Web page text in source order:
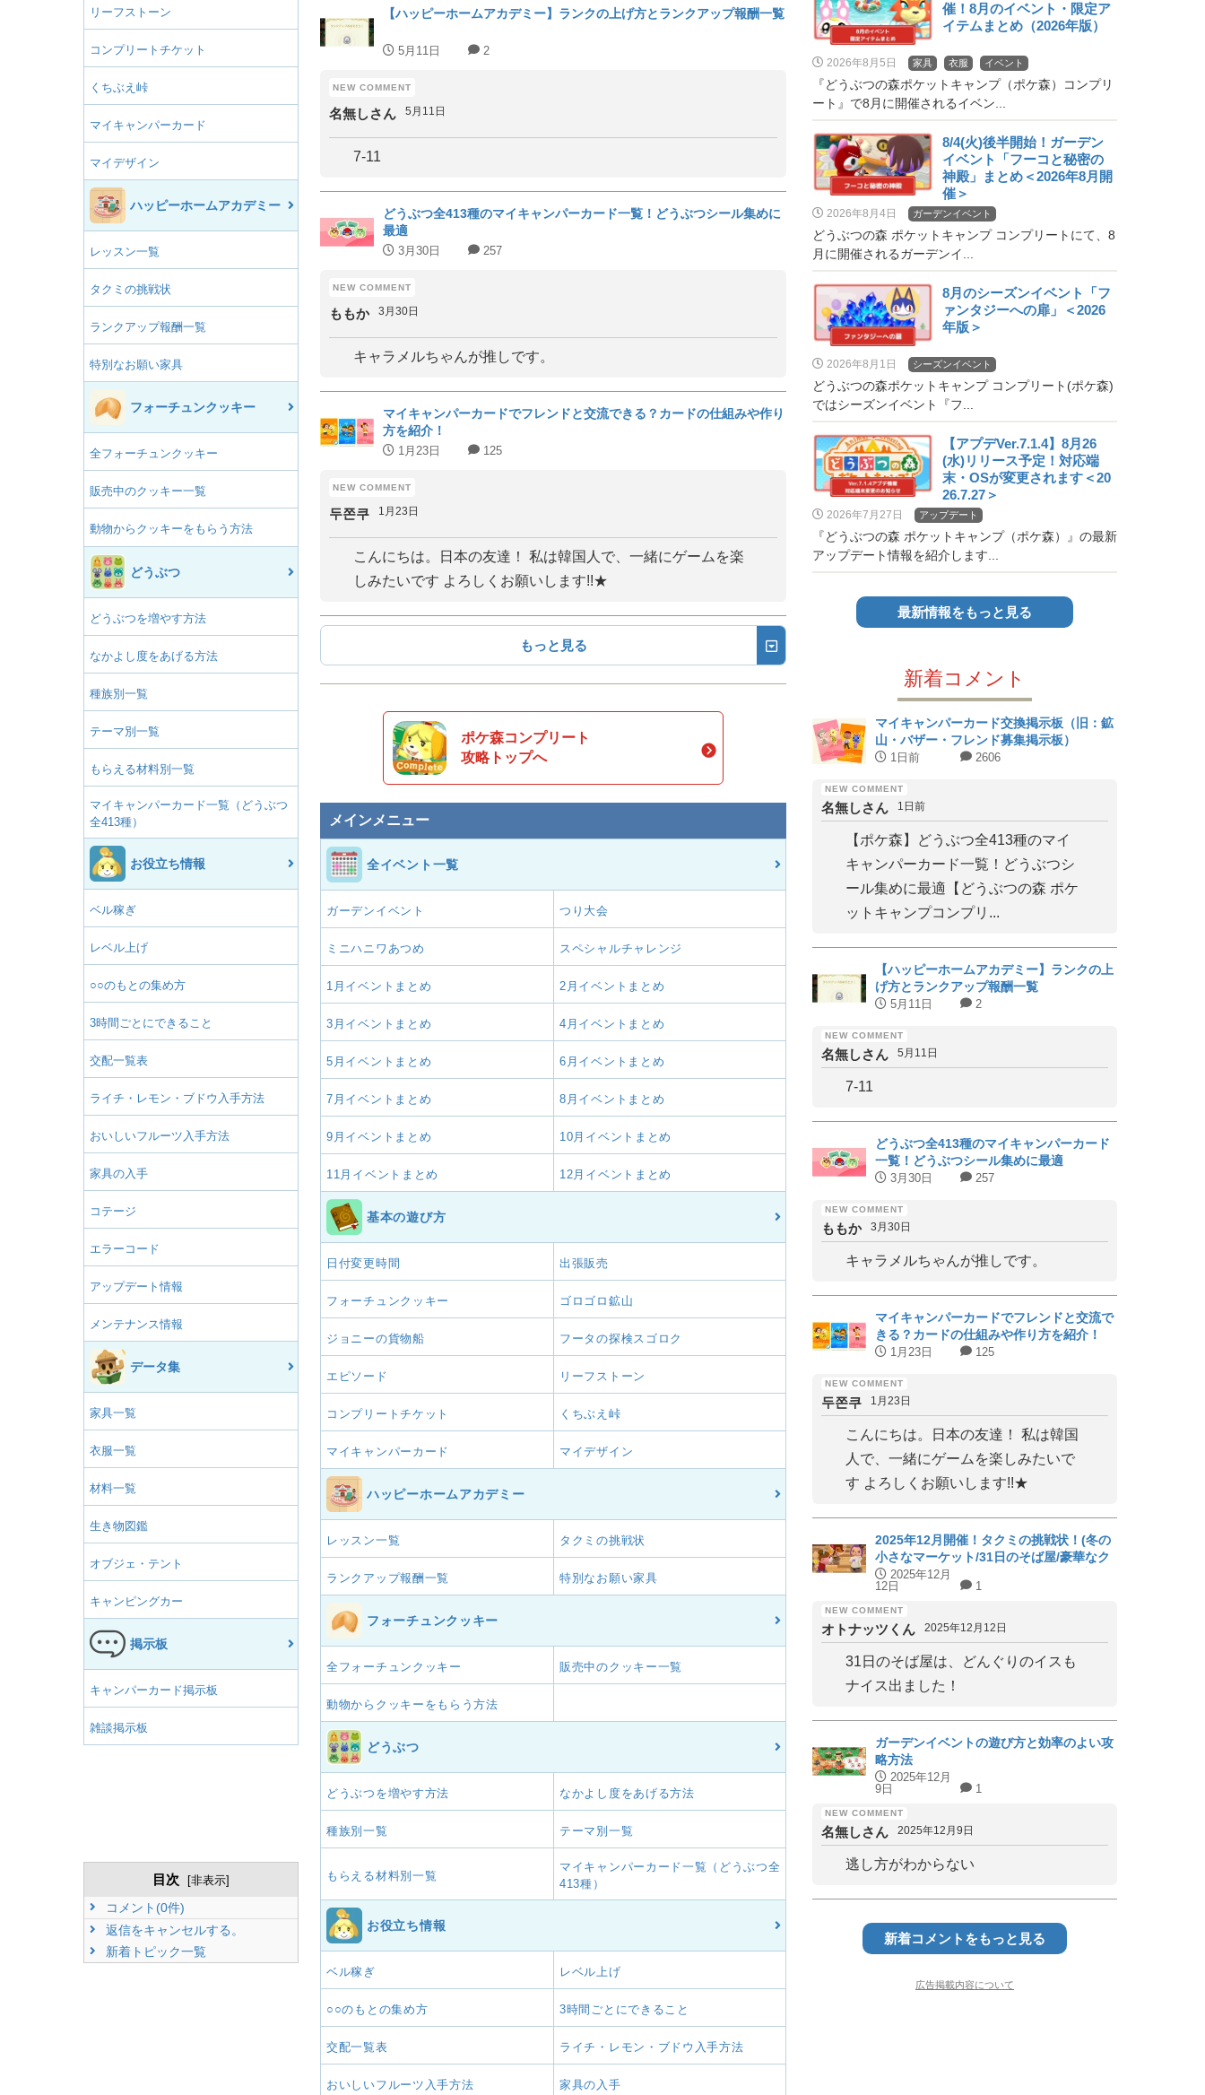
リーフストーン
コンプリートチケット
くちぶえ峠
マイキャンパーカード
マイデザイン
ハッピーホームアカデミー
レッスン一覧
タクミの挑戦状
ランクアップ報酬一覧
特別なお願い家具
フォーチュンクッキー
全フォーチュンクッキー
販売中のクッキー一覧
動物からクッキーをもらう方法
どうぶつ
どうぶつを増やす方法
なかよし度をあげる方法
種族別一覧
テーマ別一覧
もらえる材料別一覧
マイキャンパーカード一覧（どうぶつ
全413種）
お役立ち情報
ベル稼ぎ
レベル上げ
○○のもとの集め方
3時間ごとにできること
交配一覧表
ライチ・レモン・ブドウ入手方法
おいしいフルーツ入手方法
家具の入手
コテージ
エラーコード
アップデート情報
メンテナンス情報
データ集
家具一覧
衣服一覧
材料一覧
生き物図鑑
オブジェ・テント
キャンピングカー
掲示板
キャンパーカード掲示板
雑談掲示板
目次 [非表示]
コメント(0件)
返信をキャンセルする。
新着トピック一覧
【ハッピーホームアカデミー】ランクの上げ方とランクアップ報酬一覧
5月11日 2
名無しさん 5月11日
7-11
どうぶつ全413種のマイキャンパーカード一覧！どうぶつシール集めに
最適
3月30日 257
ももか 3月30日
キャラメルちゃんが推しです。
マイキャンパーカードでフレンドと交流できる？カードの仕組みや作り
方を紹介！
1月23日 125
두쫀쿠 1月23日
こんにちは。日本の友達！ 私は韓国人で、一緒にゲームを楽
しみたいです よろしくお願いします!!★
もっと見る
ポケ森コンプリート
攻略トップへ
メインメニュー
全イベント一覧
ガーデンイベント つり大会
ミニハニワあつめ スペシャルチャレンジ
1月イベントまとめ 2月イベントまとめ
3月イベントまとめ 4月イベントまとめ
5月イベントまとめ 6月イベントまとめ
7月イベントまとめ 8月イベントまとめ
9月イベントまとめ 10月イベントまとめ
11月イベントまとめ 12月イベントまとめ
基本の遊び方
日付変更時間 出張販売
フォーチュンクッキー ゴロゴロ鉱山
ジョニーの貨物船 フータの探検スゴロク
エピソード リーフストーン
コンプリートチケット くちぶえ峠
マイキャンパーカード マイデザイン
ハッピーホームアカデミー
レッスン一覧 タクミの挑戦状
ランクアップ報酬一覧 特別なお願い家具
フォーチュンクッキー
全フォーチュンクッキー 販売中のクッキー一覧
動物からクッキーをもらう方法
どうぶつ
どうぶつを増やす方法 なかよし度をあげる方法
種族別一覧 テーマ別一覧
もらえる材料別一覧
マイキャンパーカード一覧（どうぶつ全
413種）
お役立ち情報
ベル稼ぎ レベル上げ
○○のもとの集め方 3時間ごとにできること
交配一覧表 ライチ・レモン・ブドウ入手方法
おいしいフルーツ入手方法 家具の入手
催！8月のイベント・限定ア
イテムまとめ（2026年版）
2026年8月5日 家具 衣服 イベント
『どうぶつの森ポケットキャンプ（ポケ森）コンプリ
ート』で8月に開催されるイベン...
8/4(火)後半開始！ガーデン
イベント「フーコと秘密の
神殿」まとめ＜2026年8月開
催＞
2026年8月4日 ガーデンイベント
どうぶつの森 ポケットキャンプ コンプリートにて、8
月に開催されるガーデンイ...
8月のシーズンイベント「フ
ァンタジーへの扉」＜2026
年版＞
2026年8月1日 シーズンイベント
どうぶつの森ポケットキャンプ コンプリート(ポケ森)
ではシーズンイベント『フ...
【アプデVer.7.1.4】8月26
(水)リリース予定！対応端
末・OSが変更されます＜20
26.7.27＞
2026年7月27日 アップデート
『どうぶつの森 ポケットキャンプ（ポケ森）』の最新
アップデート情報を紹介します...
最新情報をもっと見る
新着コメント
マイキャンパーカード交換掲示板（旧：鉱
山・バザー・フレンド募集掲示板）
1日前 2606
名無しさん 1日前
【ポケ森】どうぶつ全413種のマイ
キャンパーカード一覧！どうぶつシ
ール集めに最適【どうぶつの森 ポケ
ットキャンプコンプリ...
【ハッピーホームアカデミー】ランクの上
げ方とランクアップ報酬一覧
5月11日 2
名無しさん 5月11日
7-11
どうぶつ全413種のマイキャンパーカード
一覧！どうぶつシール集めに最適
3月30日 257
ももか 3月30日
キャラメルちゃんが推しです。
マイキャンパーカードでフレンドと交流で
きる？カードの仕組みや作り方を紹介！
1月23日 125
두쫀쿠 1月23日
こんにちは。日本の友達！ 私は韓国
人で、一緒にゲームを楽しみたいで
す よろしくお願いします!!★
2025年12月開催！タクミの挑戦状！(冬の
小さなマーケット/31日のそば屋/豪華なク
リスマス会)パーフェクト家具と代用家具
を紹介！【ハッピーホームアカデミー】
2025年12月
12日
1
オトナッツくん 2025年12月12日
31日のそば屋は、どんぐりのイスも
ナイス出ました！
ガーデンイベントの遊び方と効率のよい攻
略方法
2025年12月
9日
1
名無しさん 2025年12月9日
逃し方がわからない
新着コメントをもっと見る
広告掲載内容について